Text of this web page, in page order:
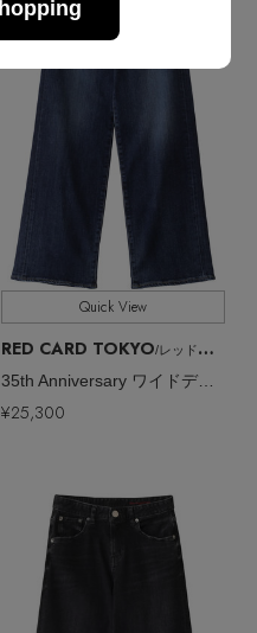
Quick View
RED CARD TOKYO/レッドカード トーキョー
35th Anniversary ワイドデニムパンツ
¥25,300